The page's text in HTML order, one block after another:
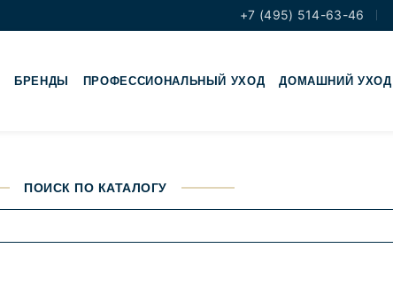
+7 (495) 514-63-46
БРЕНДЫ ПРОФЕССИОНАЛЬНЫЙ УХОД ДОМАШНИЙ УХОД
ПОИСК ПО КАТАЛОГУ